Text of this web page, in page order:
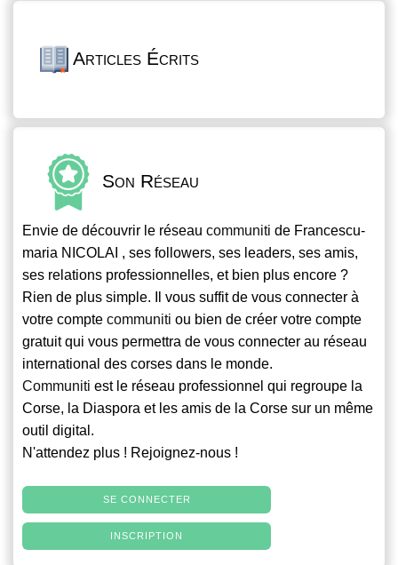
Articles Écrits
Son Réseau
Envie de découvrir le réseau communiti de Francescu-
maria NICOLAI , ses followers, ses leaders, ses amis,
ses relations professionnelles, et bien plus encore ?
Rien de plus simple. Il vous suffit de vous connecter à
votre compte communiti ou bien de créer votre compte
gratuit qui vous permettra de vous connecter au réseau
international des corses dans le monde.
Communiti est le réseau professionnel qui regroupe la
Corse, la Diaspora et les amis de la Corse sur un même
outil digital.
N'attendez plus ! Rejoignez-nous !
SE CONNECTER
INSCRIPTION